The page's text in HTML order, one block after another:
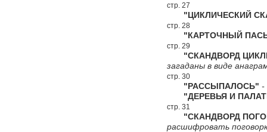
стр. 27
"ЦИКЛИЧЕСКИЙ
стр. 28
"КАРТОЧНЫЙ
стр. 29
"СКАНДВОРД
загаданы в виде
стр. 30
"РАССЫПАЛОСЬ" -
"ДЕРЕВЬЯ И
стр. 31
"СКАНДВОРД
расшифровать